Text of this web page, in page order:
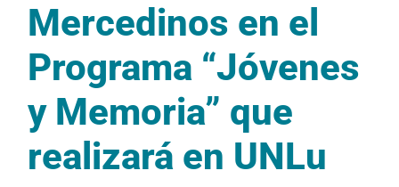
Mercedinos en el
Programa “Jóvenes
y Memoria” que
realizará en UNLu